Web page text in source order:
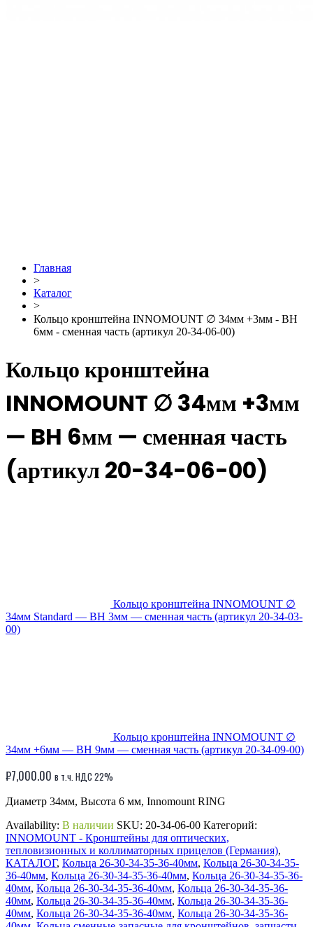
Главная
>
Каталог
>
Кольцо кронштейна INNOMOUNT ∅ 34мм +3мм - BH
6мм - сменная часть (артикул 20-34-06-00)
Кольцо кронштейна
INNOMOUNT ∅ 34мм +3мм
— BH 6мм — сменная часть
(артикул 20-34-06-00)
Кольцо кронштейна INNOMOUNT ∅
34мм Standard — BH 3мм — сменная часть (артикул 20-34-03-
00)
Кольцо кронштейна INNOMOUNT ∅
34мм +6мм — BH 9мм — сменная часть (артикул 20-34-09-00)
₽7,000.00 в т.ч. НДС 22%
Диаметр 34мм, Высота 6 мм, Innomount RING
Availability: В наличии SKU: 20-34-06-00 Категорий:
INNOMOUNT - Кронштейны для оптических,
тепловизионных и коллиматорных прицелов (Германия),
КАТАЛОГ, Кольца 26-30-34-35-36-40мм, Кольца 26-30-34-35-
36-40мм, Кольца 26-30-34-35-36-40мм, Кольца 26-30-34-35-36-
40мм, Кольца 26-30-34-35-36-40мм, Кольца 26-30-34-35-36-
40мм, Кольца 26-30-34-35-36-40мм, Кольца 26-30-34-35-36-
40мм, Кольца 26-30-34-35-36-40мм, Кольца 26-30-34-35-36-